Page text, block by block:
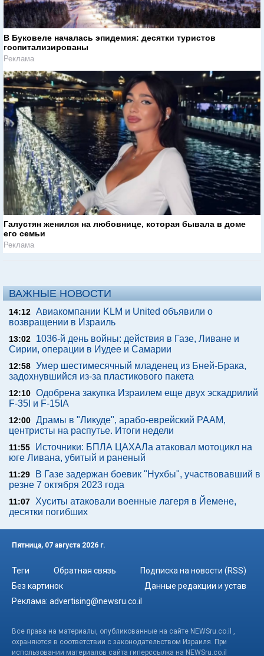
В Буковеле началась эпидемия: десятки туристов
госпитализированы
Реклама
Галустян женился на любовнице, которая бывала в доме
его семьи
Реклама
ВАЖНЫЕ НОВОСТИ
14:12 Авиакомпании KLM и United объявили о
возвращении в Израиль
13:02
1036-й день войны: действия в Газе, Ливане и
Сирии, операции в Иудее и Самарии
12:58 Умер шестимесячный младенец из Бней-Брака,
задохнувшийся из-за пластикового пакета
12:10 Одобрена закупка Израилем еще двух эскадрилий
F-35I и F-15IA
12:00 Драмы в "Ликуде", арабо-еврейский РААМ,
центристы на распутье. Итоги недели
11:55
Источники: БПЛА ЦАХАЛа атаковал мотоцикл на
юге Ливана, убитый и раненый
11:29
В Газе задержан боевик "Нухбы", участвовавший в
резне 7 октября 2023 года
11:07 Хуситы атаковали военные лагеря в Йемене,
десятки погибших
Пятница, 07 августа 2026 г.
Теги Обратная связь
Подписка на новости (RSS)
Без картинок
Данные редакции и устав
Реклама: advertising@newsru.co.il
Все права на материалы, опубликованные на сайте NEWSru.co.il ,
охраняются в соответствии с законодательством Израиля. При
использовании материалов сайта гиперссылка на NEWSru.co.il